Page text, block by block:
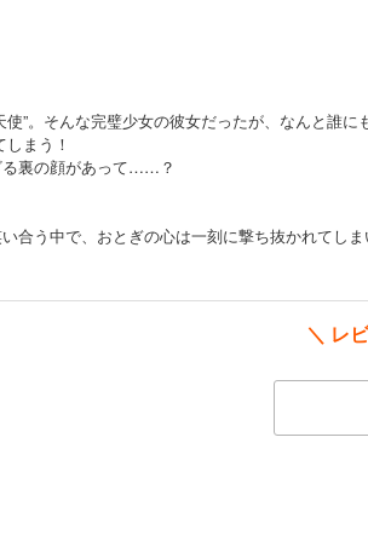
”。そんな完璧少女の彼女だったが、なんと誰
まう！
る裏の顔があって……？
合う中で、おとぎの心は一刻に撃ち抜かれてしま
で、そしてかっこいいのです！
＼ レ